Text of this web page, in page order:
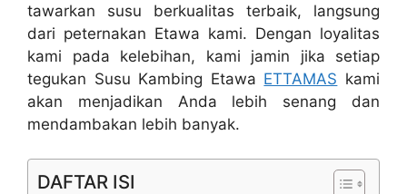
tawarkan susu berkualitas terbaik, langsung
dari peternakan Etawa kami. Dengan loyalitas
kami pada kelebihan, kami jamin jika setiap
tegukan Susu Kambing Etawa ETTAMAS kami
akan menjadikan Anda lebih senang dan
mendambakan lebih banyak.
DAFTAR ISI